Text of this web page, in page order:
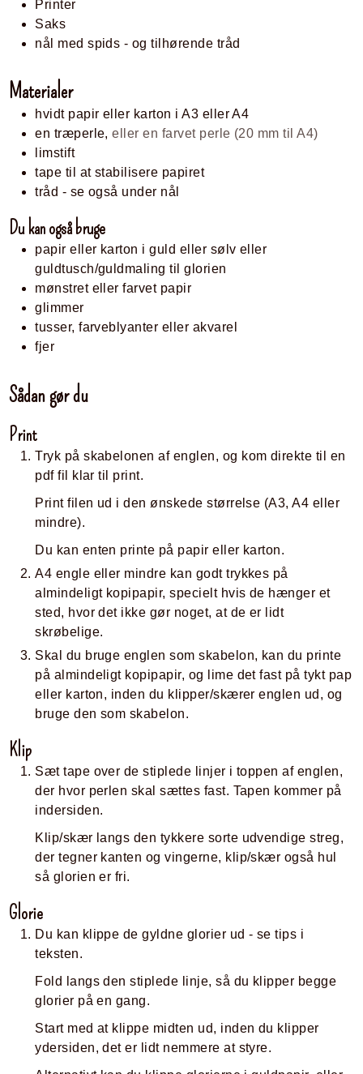
Printer
Saks
nål med spids - og tilhørende tråd
Materialer
hvidt papir eller karton i A3 eller A4
en træperle,eller en farvet perle (20 mm til A4)
limstift
tape til at stabilisere papiret
tråd - se også under nål
Du kan også bruge
papir eller karton i guld eller sølv eller
guldtusch/guldmaling til glorien
mønstret eller farvet papir
glimmer
tusser, farveblyanter eller akvarel
fjer
Sådan gør du
Print
Tryk på skabelonen af englen, og kom direkte til en
pdf fil klar til print.
Print filen ud i den ønskede størrelse (A3, A4 eller
mindre).
Du kan enten printe på papir eller karton.
A4 engle eller mindre kan godt trykkes på
almindeligt kopipapir, specielt hvis de hænger et
sted, hvor det ikke gør noget, at de er lidt
skrøbelige.
Skal du bruge englen som skabelon, kan du printe
på almindeligt kopipapir, og lime det fast på tykt pap
eller karton, inden du klipper/skærer englen ud, og
bruge den som skabelon.
Klip
Sæt tape over de stiplede linjer i toppen af englen,
der hvor perlen skal sættes fast. Tapen kommer på
indersiden.
Klip/skær langs den tykkere sorte udvendige streg,
der tegner kanten og vingerne, klip/skær også hul
så glorien er fri.
Glorie
Du kan klippe de gyldne glorier ud - se tips i
teksten.
Fold langs den stiplede linje, så du klipper begge
glorier på en gang.
Start med at klippe midten ud, inden du klipper
ydersiden, det er lidt nemmere at styre.